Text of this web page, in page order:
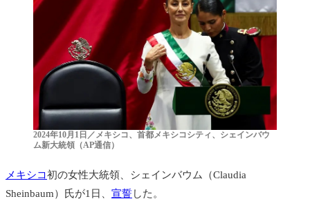
2024年10月1日／メキシコ、首都メキシコシティ、シェインバウ
ム新大統領（AP通信）
メキシコ初の女性大統領、 シェインバウム（Claudia
Sheinbaum）氏が1日、 宣誓した。